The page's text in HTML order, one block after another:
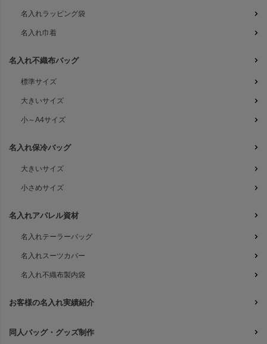
名入れラッピング袋
名入れ巾着
名入れ不織布バッグ
標準サイズ
大きいサイズ
小～A4サイズ
名入れ保冷バッグ
大きいサイズ
小さめサイズ
名入れアパレル資材
名入れテーラーバッグ
名入れスーツカバー
名入れ不織布製内袋
お客様の名入れ実績紹介
同人バッグ・グッズ制作